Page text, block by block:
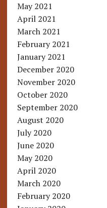
May 2021
April 2021
March 2021
February 2021
January 2021
December 2020
November 2020
October 2020
September 2020
August 2020
July 2020
June 2020
May 2020
April 2020
March 2020
February 2020